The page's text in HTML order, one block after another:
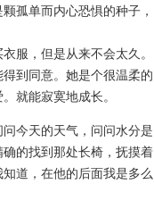
孤单而内心恐惧的种子，
服，但是从来不会太久。
到同意。她是个很温柔的
就能寂寞地成长。
今天的天气，问问水分是
的找到那处长椅，抚摸着
道，在他的后面我是多么